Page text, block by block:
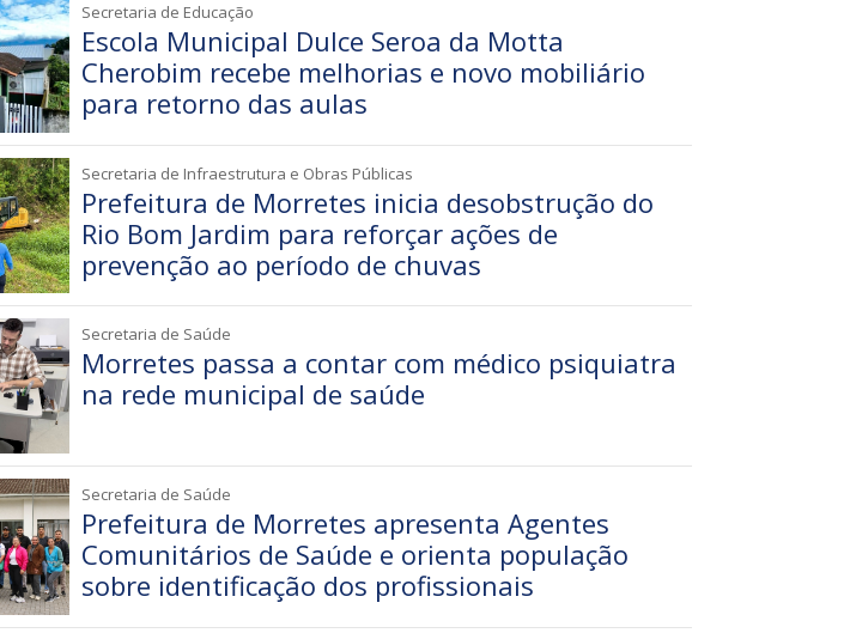
Secretaria de Educação
Escola Municipal Dulce Seroa da Motta
Cherobim recebe melhorias e novo mobiliário
para retorno das aulas
Secretaria de Infraestrutura e Obras Públicas
Prefeitura de Morretes inicia desobstrução do
Rio Bom Jardim para reforçar ações de
prevenção ao período de chuvas
Secretaria de Saúde
Morretes passa a contar com médico psiquiatra
na rede municipal de saúde
Secretaria de Saúde
Prefeitura de Morretes apresenta Agentes
Comunitários de Saúde e orienta população
sobre identificação dos profissionais